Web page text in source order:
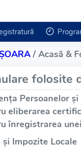
/ Acasă &
folosite
Persoanelor și
eliberarea
înregistrarea
Impozite Locale